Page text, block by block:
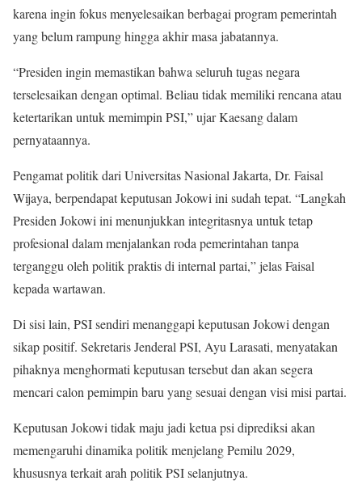
karena ingin fokus menyelesaikan berbagai program pemerintah
yang belum rampung hingga akhir masa jabatannya.
“Presiden ingin memastikan bahwa seluruh tugas negara
terselesaikan dengan optimal. Beliau tidak memiliki rencana atau
ketertarikan untuk memimpin PSI,” ujar Kaesang dalam
pernyataannya.
Pengamat politik dari Universitas Nasional Jakarta, Dr. Faisal
Wijaya, berpendapat keputusan Jokowi ini sudah tepat. “Langkah
Presiden Jokowi ini menunjukkan integritasnya untuk tetap
profesional dalam menjalankan roda pemerintahan tanpa
terganggu oleh politik praktis di internal partai,” jelas Faisal
kepada wartawan.
Di sisi lain, PSI sendiri menanggapi keputusan Jokowi dengan
sikap positif. Sekretaris Jenderal PSI, Ayu Larasati, menyatakan
pihaknya menghormati keputusan tersebut dan akan segera
mencari calon pemimpin baru yang sesuai dengan visi misi partai.
Keputusan Jokowi tidak maju jadi ketua psi diprediksi akan
memengaruhi dinamika politik menjelang Pemilu 2029,
khususnya terkait arah politik PSI selanjutnya.